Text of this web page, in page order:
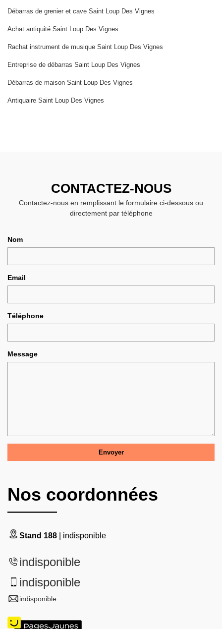
Débarras de grenier et cave Saint Loup Des Vignes
Achat antiquité Saint Loup Des Vignes
Rachat instrument de musique Saint Loup Des Vignes
Entreprise de débarras Saint Loup Des Vignes
Débarras de maison Saint Loup Des Vignes
Antiquaire Saint Loup Des Vignes
CONTACTEZ-NOUS
Contactez-nous en remplissant le formulaire ci-dessous ou
directement par téléphone
Nom
Email
Téléphone
Message
Nos coordonnées
Stand 188 | indisponible
indisponible
indisponible
indisponible